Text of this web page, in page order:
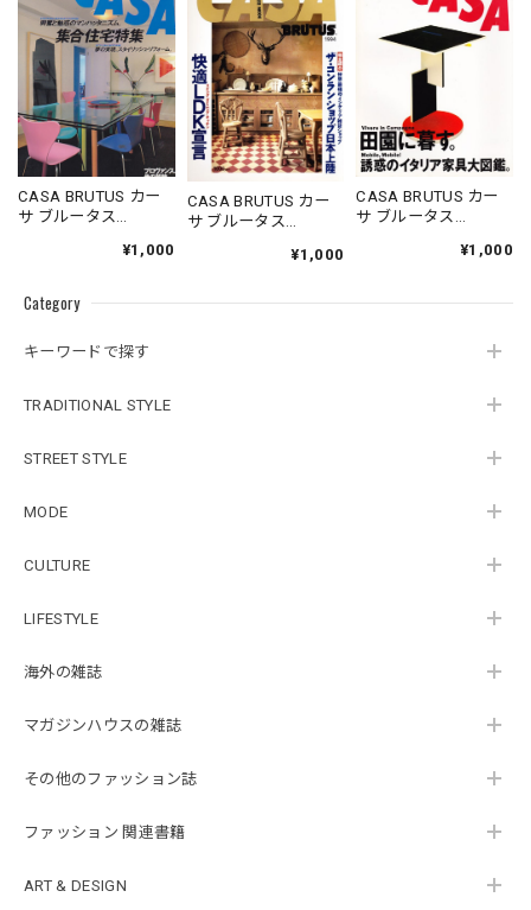
Category
キーワードで探す
TRADITIONAL STYLE
STREET STYLE
MODE
CULTURE
LIFESTYLE
海外の雑誌
マガジンハウスの雑誌
その他のファッション誌
ファッション 関連書籍
ART & DESIGN
CASA BRUTUS カー
サ ブルータス
¥1,000
CASA BRUTUS カー
サ ブルータス
¥1,000
CASA BRUTUS カー
サ ブルータス
¥1,000